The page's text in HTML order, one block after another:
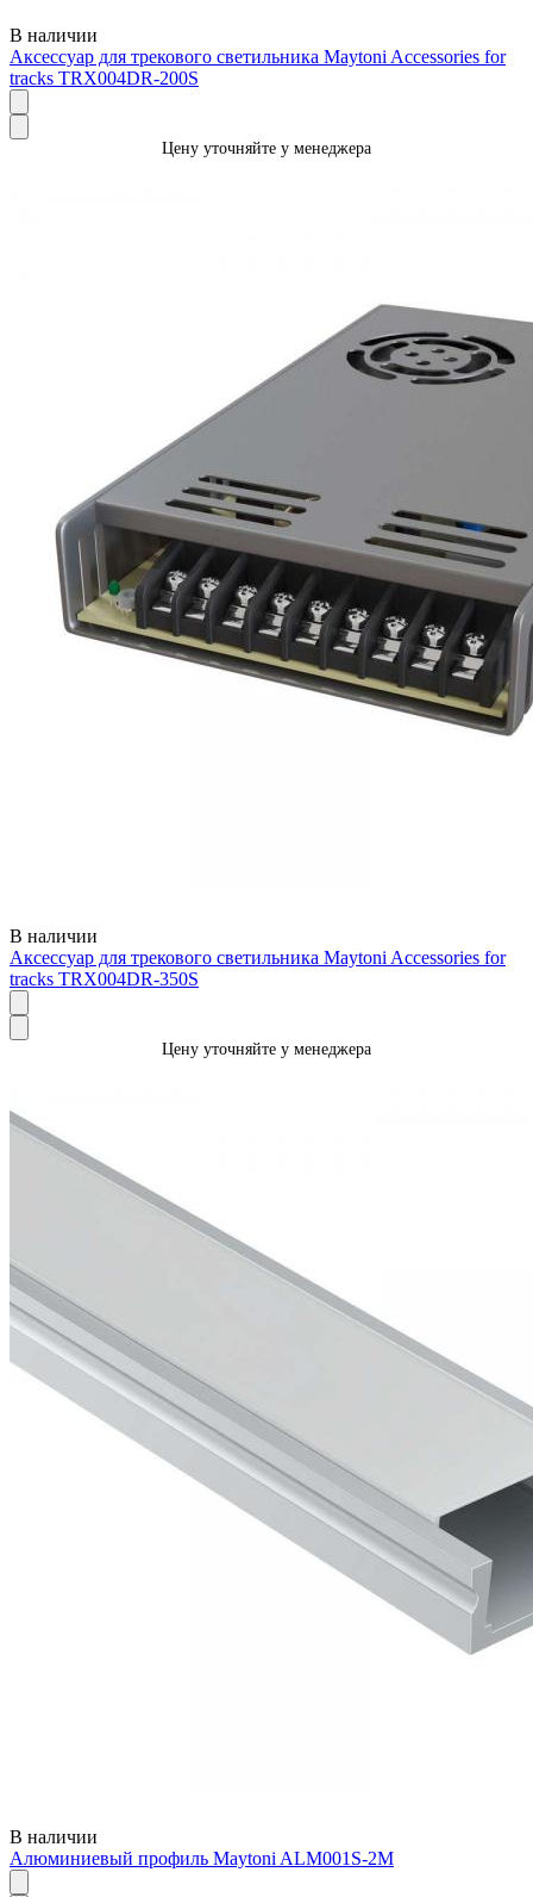
В наличии
Аксессуар для трекового светильника Maytoni Accessories for
tracks TRX004DR-200S
Цену уточняйте у менеджера
В наличии
Аксессуар для трекового светильника Maytoni Accessories for
tracks TRX004DR-350S
Цену уточняйте у менеджера
В наличии
Алюминиевый профиль Maytoni ALM001S-2M